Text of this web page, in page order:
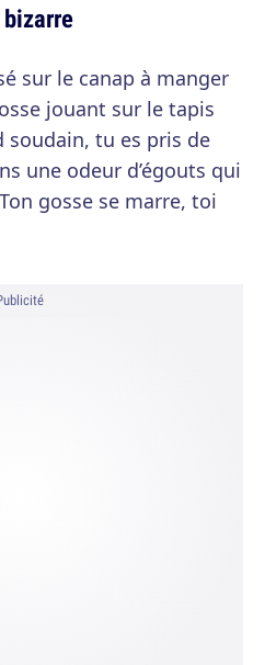
sur le canap à manger
jouant sur le tapis
soudain, tu es pris de
une odeur d’égouts qui
gosse se marre, toi